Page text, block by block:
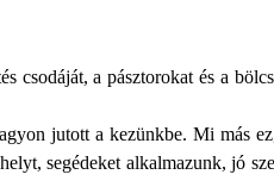
csodáját, a pásztorokat és a
jutott a kezünkbe. Mi más
segédeket alkalmazunk, jó